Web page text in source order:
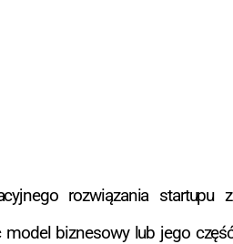
rozwiązania
biznesowy lub jego